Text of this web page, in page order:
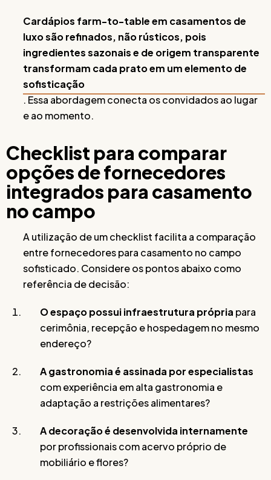
Cardápios farm-to-table em casamentos de
luxo são refinados, não rústicos, pois
ingredientes sazonais e de origem transparente
transformam cada prato em um elemento de
sofisticação
. Essa abordagem conecta os convidados ao lugar
e ao momento.
Checklist para comparar
opções de fornecedores
integrados para casamento
no campo
A utilização de um checklist facilita a comparação
entre fornecedores para casamento no campo
sofisticado. Considere os pontos abaixo como
referência de decisão:
O espaço possui infraestrutura própria para
cerimônia, recepção e hospedagem no mesmo
endereço?
A gastronomia é assinada por especialistas
com experiência em alta gastronomia e
adaptação a restrições alimentares?
A decoração é desenvolvida internamente
por profissionais com acervo próprio de
mobiliário e flores?